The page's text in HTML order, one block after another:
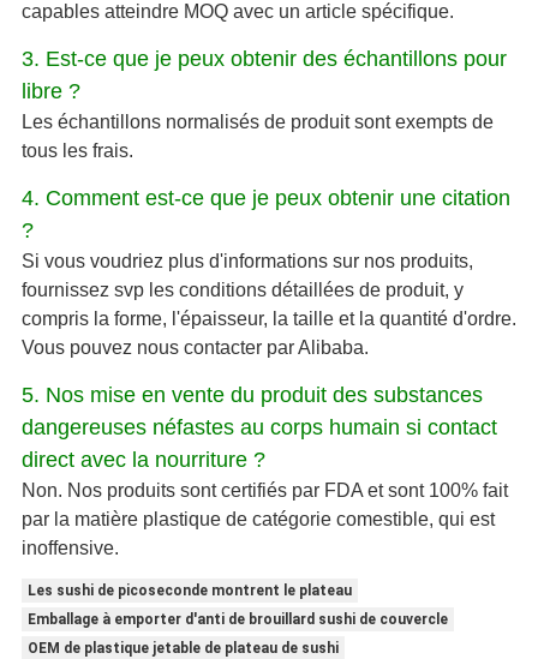
capables atteindre MOQ avec un article spécifique.
3. Est-ce que je peux obtenir des échantillons pour
libre ?
Les échantillons normalisés de produit sont exempts de
tous les frais.
4. Comment est-ce que je peux obtenir une citation
?
Si vous voudriez plus d'informations sur nos produits,
fournissez svp les conditions détaillées de produit, y
compris la forme, l'épaisseur, la taille et la quantité d'ordre.
Vous pouvez nous contacter par Alibaba.
5. Nos mise en vente du produit des substances
dangereuses néfastes au corps humain si contact
direct avec la nourriture ?
Non. Nos produits sont certifiés par FDA et sont 100% fait
par la matière plastique de catégorie comestible, qui est
inoffensive.
Les sushi de picoseconde montrent le plateau
Emballage à emporter d'anti de brouillard sushi de couvercle
OEM de plastique jetable de plateau de sushi